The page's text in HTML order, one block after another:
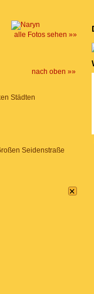
alle Fotos sehen »»
nach oben »»
Städten
Seidenstraße
×